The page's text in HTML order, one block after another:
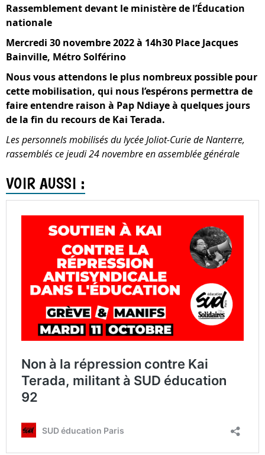
Rassemblement devant le ministère de l’Éducation
nationale
Mercredi 30 novembre 2022 à 14h30 Place Jacques
Bainville, Métro Solférino
Nous vous attendons le plus nombreux possible pour
cette mobilisation, qui nous l’espérons permettra de
faire entendre raison à Pap Ndiaye à quelques jours
de la fin du recours de Kai Terada.
Les personnels mobilisés du lycée Joliot-Curie de Nanterre,
rassemblés ce jeudi 24 novembre en assemblée générale
VOIR AUSSI :